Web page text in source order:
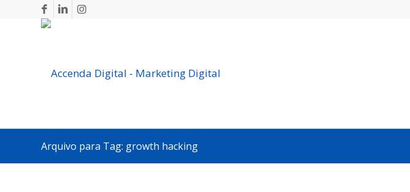
Arquivo para Tag: growth hacking